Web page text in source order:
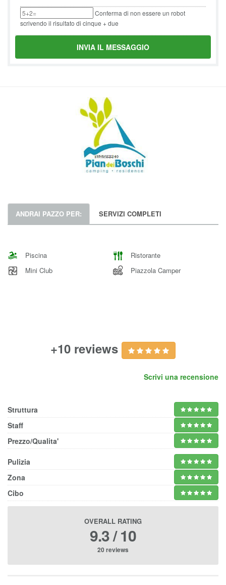
Conferma di non essere un robot
scrivendo il risultato di cinque + due
INVIA IL MESSAGGIO
ANDRAI PAZZO PER: SERVIZI COMPLETI
Piscina
Ristorante
Mini Club
Piazzola Camper
+10 reviews
Scrivi una recensione
Struttura
Staff
Prezzo/Qualita'
Pulizia
Zona
Cibo
OVERALL RATING
9.3 / 10
20 reviews